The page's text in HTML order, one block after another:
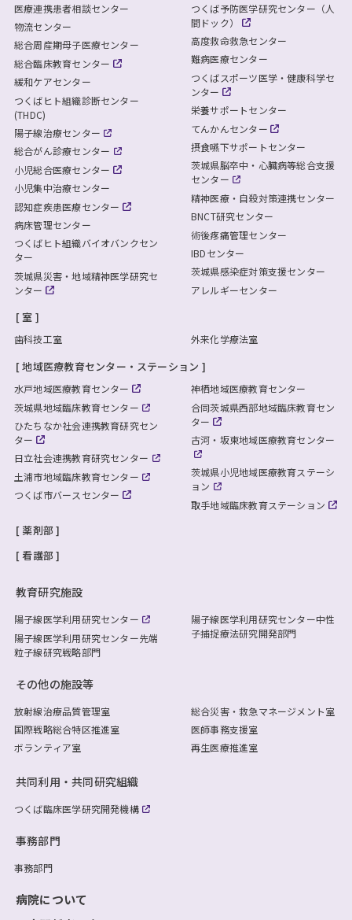
医療連携患者相談センター
物流センター
総合周産期母子医療センター
総合臨床教育センター
緩和ケアセンター
つくばヒト組織診断センター
(THDC)
陽子線治療センター
総合がん診療センター
小児総合医療センター
小児集中治療センター
認知症疾患医療センター
病床管理センター
つくばヒト組織バイオバンクセン
ター
茨城県災害・地域精神医学研究セ
ンター
つくば予防医学研究センター（人
間ドック）
高度救命救急センター
難病医療センター
つくばスポーツ医学・健康科学セ
ンター
栄養サポートセンター
てんかんセンター
摂食嚥下サポートセンター
茨城県脳卒中・心臓病等総合支援
センター
精神医療・自殺対策連携センター
BNCT研究センター
術後疼痛管理センター
IBDセンター
茨城県感染症対策支援センター
アレルギーセンター
室
歯科技工室 外来化学療法室
地域医療教育センター・ステーション
水戸地域医療教育センター
茨城県地域臨床教育センター
ひたちなか社会連携教育研究セン
ター
日立社会連携教育研究センター
土浦市地域臨床教育センター
つくば市バースセンター
神栖地域医療教育センター
合同茨城県西部地域臨床教育セン
ター
古河・坂東地域医療教育センター
茨城県小児地域医療教育ステーシ
ョン
取手地域臨床教育ステーション
薬剤部
看護部
教育研究施設
陽子線医学利用研究センター
陽子線医学利用研究センター先端
粒子線研究戦略部門
陽子線医学利用研究センター中性
子捕捉療法研究開発部門
その他の施設等
放射線治療品質管理室
国際戦略総合特区推進室
ボランティア室
総合災害・救急マネージメント室
医師事務支援室
再生医療推進室
共同利用・共同研究組織
つくば臨床医学研究開発機構
事務部門
事務部門
病院について